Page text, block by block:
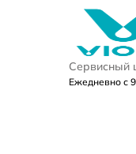
Сервисный
Ежедневно с